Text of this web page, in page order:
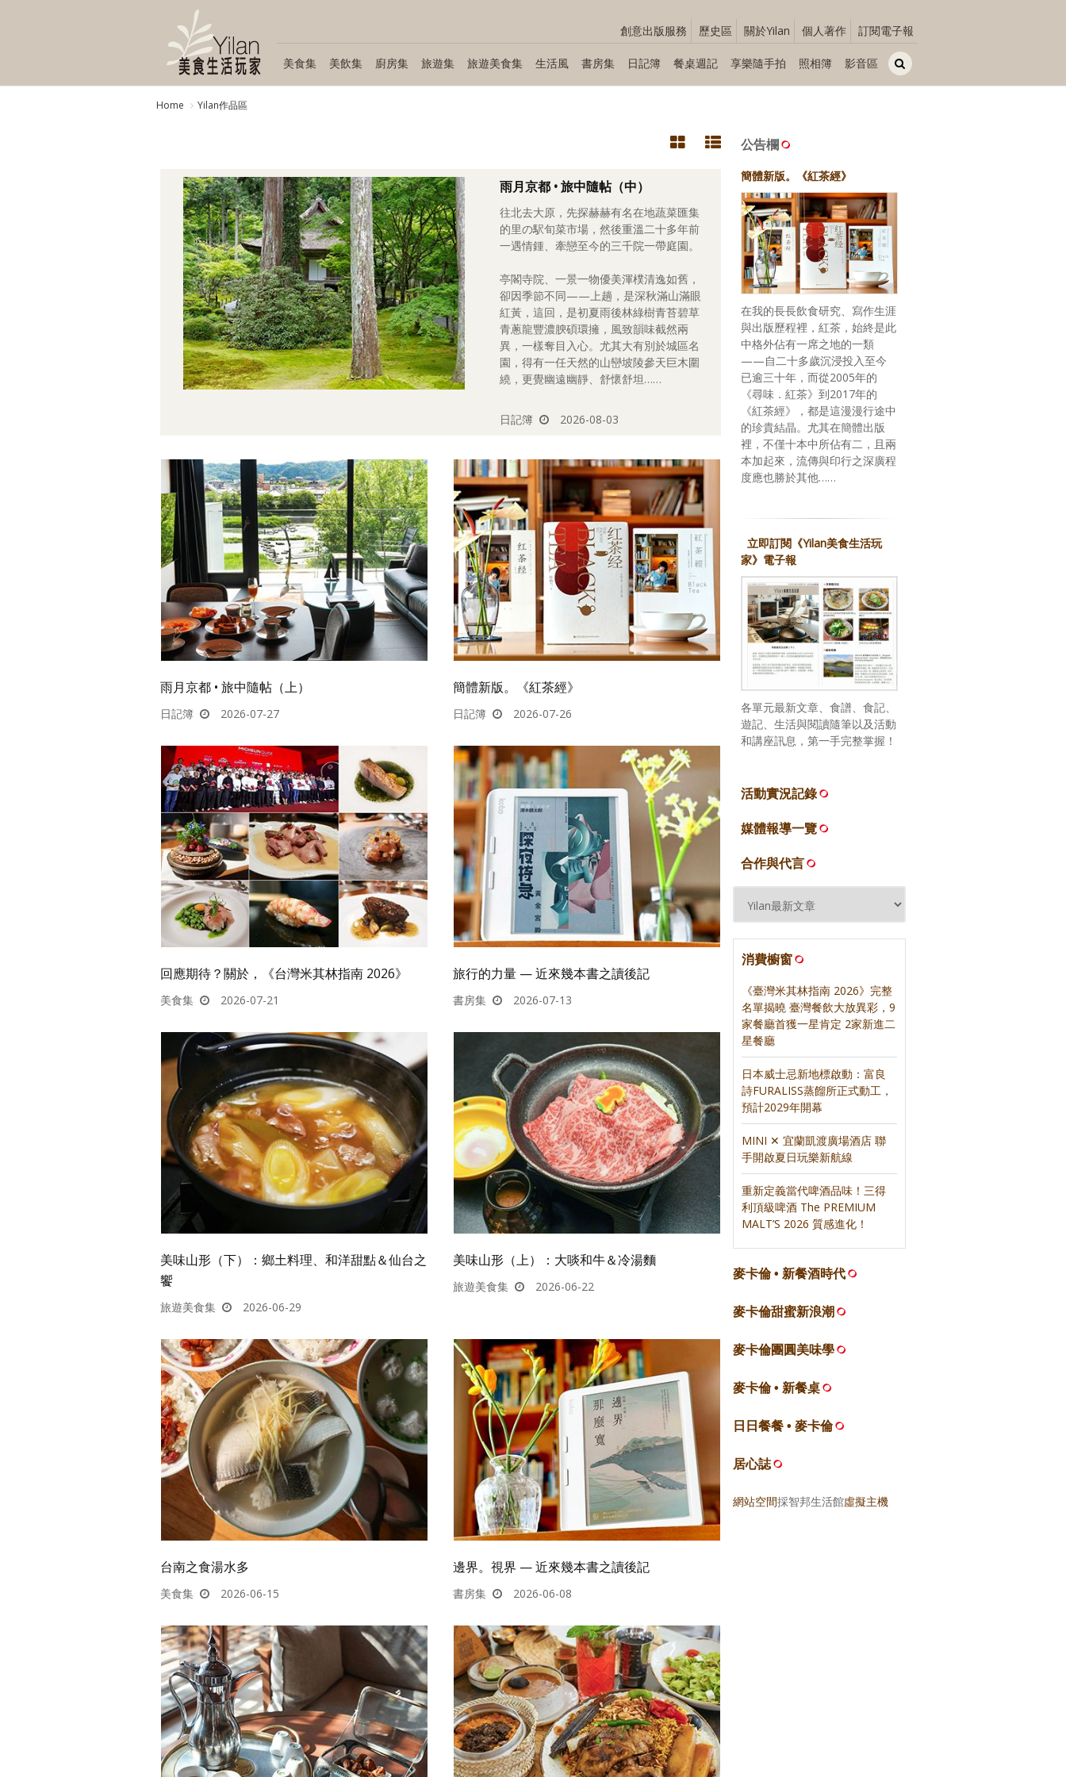
創意出版服務 歷史區 關於Yilan 個人著作 訂閱電子報
美食集 美飲集 廚房集 旅遊集 旅遊美食集 生活風 書房集 日記簿 餐桌週記 享樂隨手拍 照相簿 影音區
Home Yilan作品區
雨月京都 • 旅中隨帖（中）
往北去大原，先探赫赫有名在地蔬菜匯集
的里の駅旬菜市場，然後重溫二十多年前
一遇情鍾、牽戀至今的三千院一帶庭園。
亭閣寺院、一景一物優美渾樸清逸如舊，
卻因季節不同——上趟，是深秋滿山滿眼
紅黃，這回，是初夏雨後林綠樹青苔碧草
青蔥龍豐濃腴碩環擁，風致韻味截然兩
異，一樣奪目入心。尤其大有別於城區名
園，得有一任天然的山巒坡陵參天巨木圍
繞，更覺幽遠幽靜、舒懷舒坦……
日記簿 2026-08-03
雨月京都 • 旅中隨帖（上）
日記簿 2026-07-27
簡體新版。《紅茶經》
日記簿 2026-07-26
回應期待？關於，《台灣米其林指南 2026》
美食集 2026-07-21
旅行的力量 — 近來幾本書之讀後記
書房集 2026-07-13
美味山形（下）：鄉土料理、和洋甜點＆仙台之
饗
旅遊美食集 2026-06-29
美味山形（上）：大啖和牛＆冷湯麵
旅遊美食集 2026-06-22
台南之食湯水多
美食集 2026-06-15
邊界。視界 — 近來幾本書之讀後記
書房集 2026-06-08
公告欄
簡體新版。《紅茶經》
在我的長長飲食研究、寫作生涯
與出版歷程裡，紅茶，始終是此
中格外佔有一席之地的一類
——自二十多歲沉浸投入至今
已逾三十年，而從2005年的
《尋味．紅茶》到2017年的
《紅茶經》，都是這漫漫行途中
的珍貴結晶。尤其在簡體出版
裡，不僅十本中所佔有二，且兩
本加起來，流傳與印行之深廣程
度應也勝於其他……
立即訂閱《Yilan美食生活玩
家》電子報
各單元最新文章、食譜、食記、
遊記、生活與閱讀隨筆以及活動
和講座訊息，第一手完整掌握！
活動實況記錄
媒體報導一覽
合作與代言
消費櫥窗
《臺灣米其林指南 2026》完整
名單揭曉 臺灣餐飲大放異彩，9
家餐廳首獲一星肯定 2家新進二
星餐廳
日本威士忌新地標啟動：富良
詩FURALISS蒸餾所正式動工，
預計2029年開幕
MINI ✕ 宜蘭凱渡廣場酒店 聯
手開啟夏日玩樂新航線
重新定義當代啤酒品味！三得
利頂級啤酒 The PREMIUM
MALT’S 2026 質感進化！
麥卡倫 • 新餐酒時代
麥卡倫甜蜜新浪潮
麥卡倫團圓美味學
麥卡倫 • 新餐桌
日日餐餐 • 麥卡倫
居心誌
網站空間採智邦生活館虛擬主機